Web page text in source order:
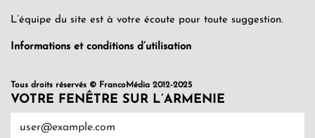
L’équipe du site est à votre écoute pour toute suggestion.
Informations et conditions d’utilisation
Tous droits réservés © FrancoMédia 2012-2025
VOTRE FENÊTRE SUR L’ARMENIE